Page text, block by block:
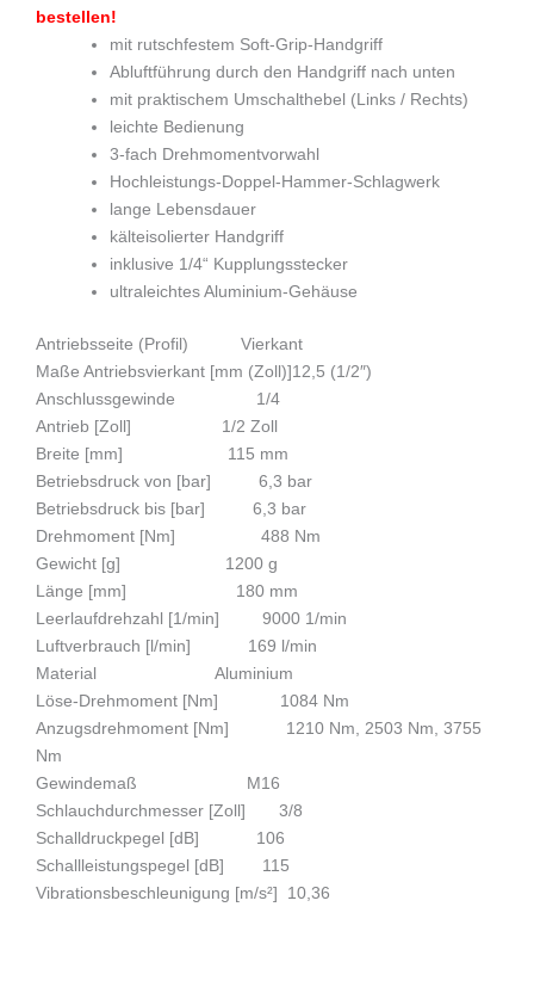
bestellen!
mit rutschfestem Soft-Grip-Handgriff
Abluftführung durch den Handgriff nach unten
mit praktischem Umschalthebel (Links / Rechts)
leichte Bedienung
3-fach Drehmomentvorwahl
Hochleistungs-Doppel-Hammer-Schlagwerk
lange Lebensdauer
kälteisolierter Handgriff
inklusive 1/4“ Kupplungsstecker
ultraleichtes Aluminium-Gehäuse
Antriebsseite (Profil) Vierkant
Maße Antriebsvierkant [mm (Zoll)]12,5 (1/2″)
Anschlussgewinde 1/4
Antrieb [Zoll] 1/2 Zoll
Breite [mm] 115 mm
Betriebsdruck von [bar] 6,3 bar
Betriebsdruck bis [bar] 6,3 bar
Drehmoment [Nm] 488 Nm
Gewicht [g] 1200 g
Länge [mm] 180 mm
Leerlaufdrehzahl [1/min] 9000 1/min
Luftverbrauch [l/min] 169 l/min
Material Aluminium
Löse-Drehmoment [Nm] 1084 Nm
Anzugsdrehmoment [Nm] 1210 Nm, 2503 Nm, 3755
Nm
Gewindemaß M16
Schlauchdurchmesser [Zoll] 3/8
Schalldruckpegel [dB] 106
Schallleistungspegel [dB] 115
Vibrationsbeschleunigung [m/s²] 10,36